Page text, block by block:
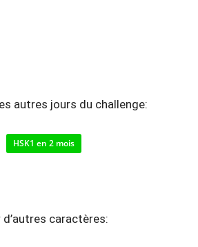
autres jours du challenge:
HSK1 en 2 mois
d’autres caractères: